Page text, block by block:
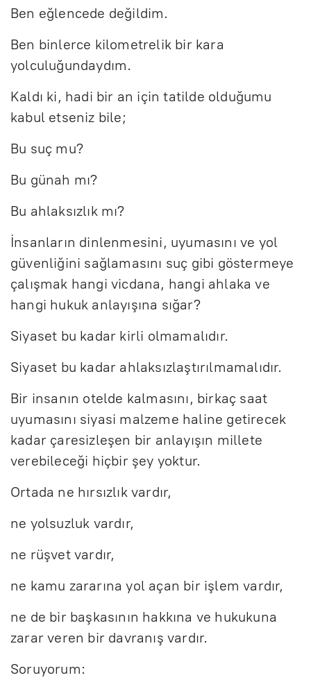
Ben eğlencede değildim.
Ben binlerce kilometrelik bir kara
yolculuğundaydım.
Kaldı ki, hadi bir an için tatilde olduğumu
kabul etseniz bile;
Bu suç mu?
Bu günah mı?
Bu ahlaksızlık mı?
İnsanların dinlenmesini, uyumasını ve yol
güvenliğini sağlamasını suç gibi göstermeye
çalışmak hangi vicdana, hangi ahlaka ve
hangi hukuk anlayışına sığar?
Siyaset bu kadar kirli olmamalıdır.
Siyaset bu kadar ahlaksızlaştırılmamalıdır.
Bir insanın otelde kalmasını, birkaç saat
uyumasını siyasi malzeme haline getirecek
kadar çaresizleşen bir anlayışın millete
verebileceği hiçbir şey yoktur.
Ortada ne hırsızlık vardır,
ne yolsuzluk vardır,
ne rüşvet vardır,
ne kamu zararına yol açan bir işlem vardır,
ne de bir başkasının hakkına ve hukukuna
zarar veren bir davranış vardır.
Soruyorum: